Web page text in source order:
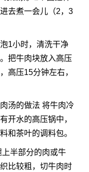
去煮一会儿（2，3
1小时，清洗干净
把牛肉块放入高压
高压15分钟左右，
汤的做法 将牛肉冷
开水的高压锅中，
和茶叶的调料包。
半部分的肉或牛
比较粗，切牛肉时